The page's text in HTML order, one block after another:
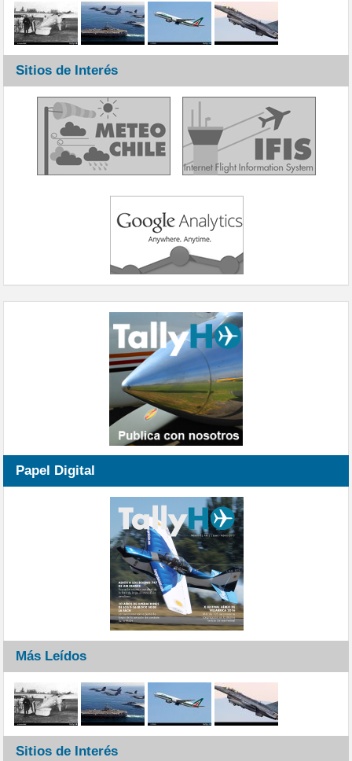
Sitios de Interés
Papel Digital
Más Leídos
Sitios de Interés